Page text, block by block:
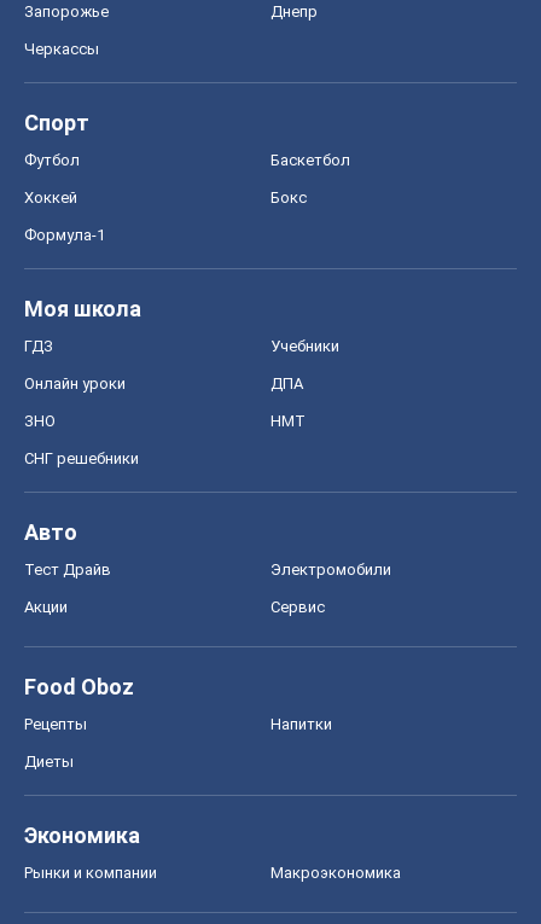
Запорожье Днепр
Черкассы
Спорт
Футбол Баскетбол
Хоккей Бокс
Формула-1
Моя школа
ГДЗ Учебники
Онлайн уроки ДПА
ЗНО НМТ
СНГ решебники
Авто
Тест Драйв Электромобили
Акции Сервис
Food Oboz
Рецепты Напитки
Диеты
Экономика
Рынки и компании Mакроэкономика